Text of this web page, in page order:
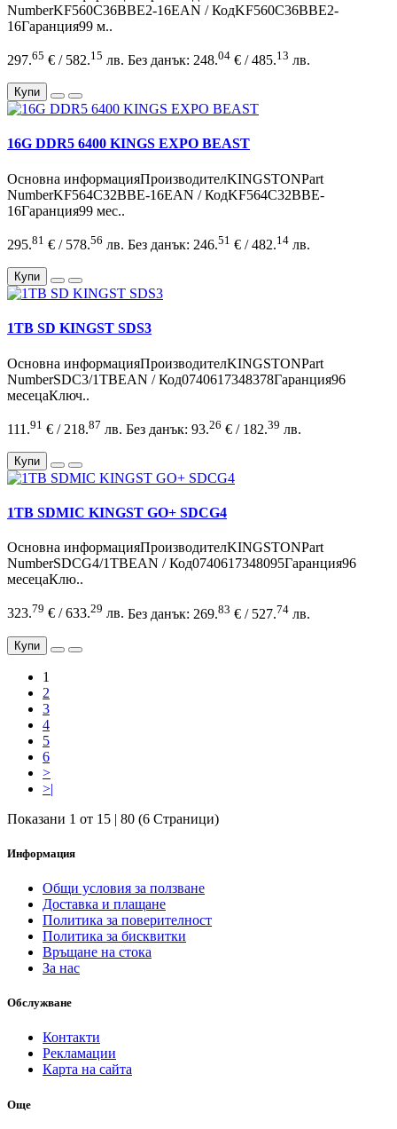
NumberKF560C36BBE2-16EAN / КодKF560C36BBE2-
16Гаранция99 м..
297.65 € / 582.15 лв. Без данък: 248.04 € / 485.13 лв.
Купи
16G DDR5 6400 KINGS EXPO BEAST
Основна информацияПроизводителKINGSTONPart
NumberKF564C32BBE-16EAN / КодKF564C32BBE-
16Гаранция99 мес..
295.81 € / 578.56 лв. Без данък: 246.51 € / 482.14 лв.
Купи
1TB SD KINGST SDS3
Основна информацияПроизводителKINGSTONPart
NumberSDC3/1TBEAN / Код0740617348378Гаранция96
месецаКлюч..
111.91 € / 218.87 лв. Без данък: 93.26 € / 182.39 лв.
Купи
1TB SDMIC KINGST GO+ SDCG4
Основна информацияПроизводителKINGSTONPart
NumberSDCG4/1TBEAN / Код0740617348095Гаранция96
месецаКлю..
323.79 € / 633.29 лв. Без данък: 269.83 € / 527.74 лв.
Купи
1
2
3
4
5
6
>
>|
Показани 1 от 15 | 80 (6 Страници)
Информация
Общи условия за ползване
Доставка и плащане
Политика за поверителност
Политика за бисквитки
Връщане на стока
За нас
Обслужване
Контакти
Рекламации
Карта на сайта
Още